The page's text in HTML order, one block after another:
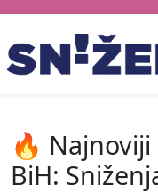
🔥 Najnoviji
BiH: